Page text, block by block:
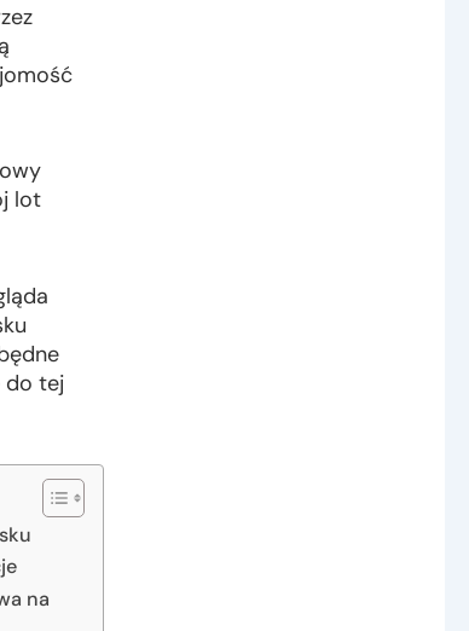
lot
do tej
na